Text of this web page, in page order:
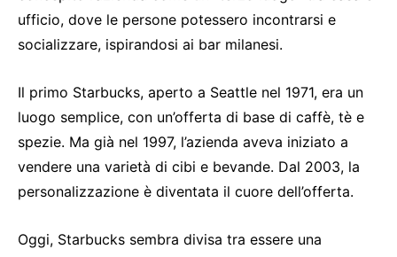
ufficio, dove le persone potessero incontrarsi e
socializzare, ispirandosi ai bar milanesi.
Il primo Starbucks, aperto a Seattle nel 1971, era un
luogo semplice, con un’offerta di base di caffè, tè e
spezie. Ma già nel 1997, l’azienda aveva iniziato a
vendere una varietà di cibi e bevande. Dal 2003, la
personalizzazione è diventata il cuore dell’offerta.
Oggi, Starbucks sembra divisa tra essere una